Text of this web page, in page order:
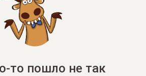
то пошло не так